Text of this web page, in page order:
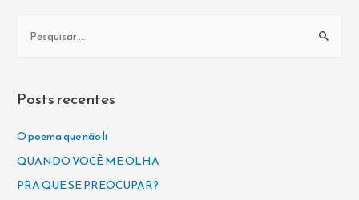
i
s
Posts recentes
O poema que não li
QUANDO VOCÊ ME OLHA
PRA QUE SE PREOCUPAR?